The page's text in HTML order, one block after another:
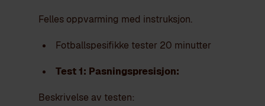
Felles oppvarming med instruksjon.
Fotballspesifikke tester 20 minutter
Test 1: Pasningspresisjon:
Beskrivelse av testen: